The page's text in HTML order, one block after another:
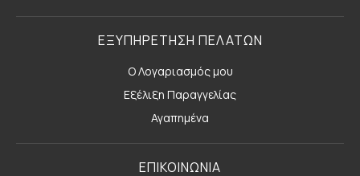
ΕΞΥΠΗΡΕΤΗΣΗ ΠΕΛΑΤΩΝ
Ο Λογαριασμός μου
Εξέλιξη Παραγγελίας
Αγαπημένα
ΕΠΙΚΟΙΝΩΝΙΑ